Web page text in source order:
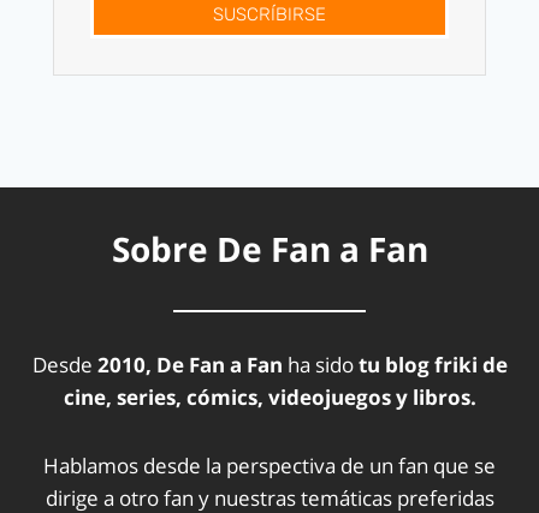
SUSCRÍBIRSE
Sobre De Fan a Fan
Desde 2010, De Fan a Fan ha sidotu blog friki de
cine, series, cómics, videojuegos y libros.
Hablamos desde la perspectiva de un fan que se
dirige a otro fan y nuestras temáticas preferidas